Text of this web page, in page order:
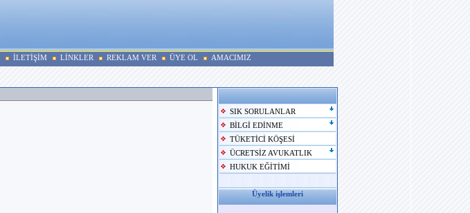
İLETİŞİM LİNKLER REKLAM VER ÜYE OL AMACIMIZ
SIK SORULANLAR
BİLGİ EDİNME
TÜKETİCİ KÖŞESİ
ÜCRETSİZ AVUKATLIK
HUKUK EĞİTİMİ
Üyelik işlemleri